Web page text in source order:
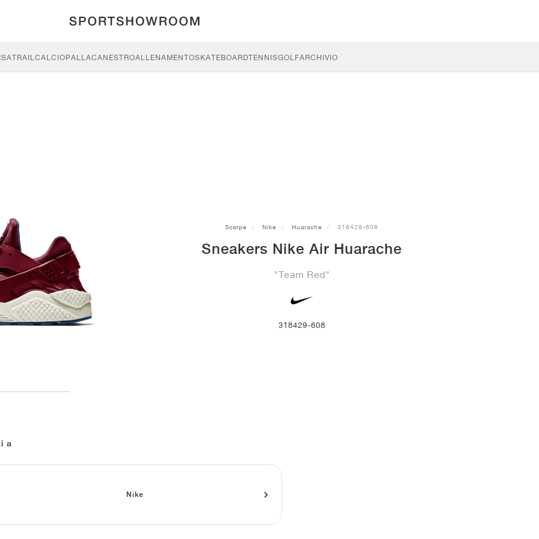
TRAILCALCIOPALLACANESTROALLENAMENTOSKATEBOARDTENNISGOLFARCHIVIO
Scarpe Nike Huarache 318429-608
Sneakers Nike Air Huarache
"Team Red"
318429-608
a
Nike